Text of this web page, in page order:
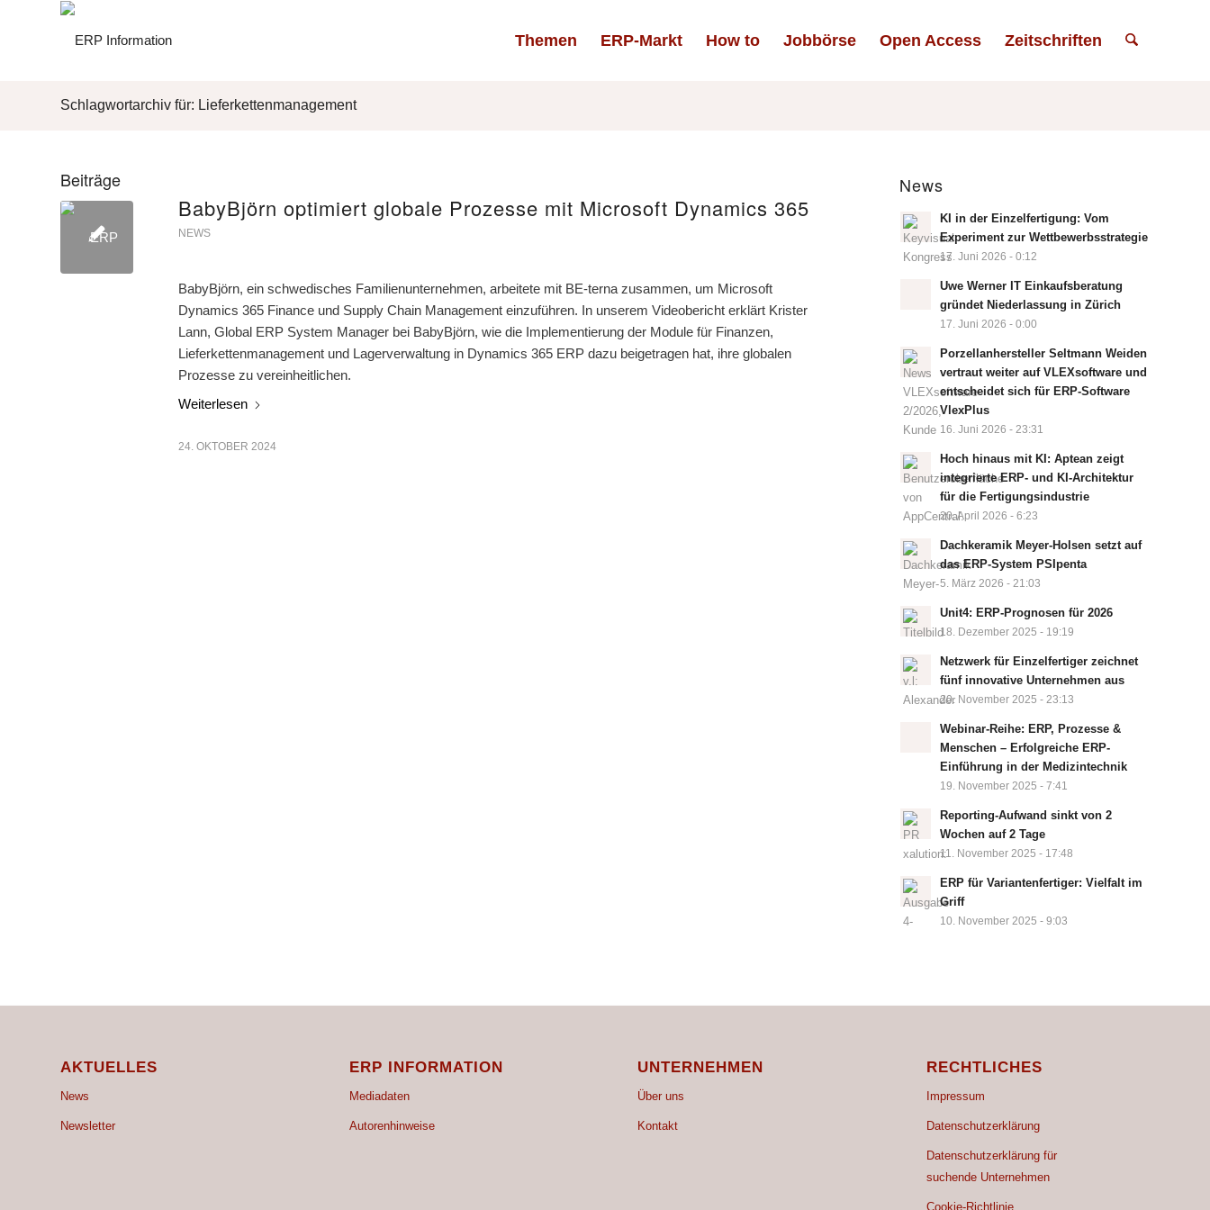
Themen ERP-Markt How to Jobbörse Open Access Zeitschriften
Schlagwortarchiv für: Lieferkettenmanagement
Beiträge
BabyBjörn optimiert globale Prozesse mit Microsoft Dynamics 365
NEWS
BabyBjörn, ein schwedisches Familienunternehmen, arbeitete mit BE-terna zusammen, um Microsoft
Dynamics 365 Finance und Supply Chain Management einzuführen. In unserem Videobericht erklärt Krister
Lann, Global ERP System Manager bei BabyBjörn, wie die Implementierung der Module für Finanzen,
Lieferkettenmanagement und Lagerverwaltung in Dynamics 365 ERP dazu beigetragen hat, ihre globalen
Prozesse zu vereinheitlichen.
Weiterlesen
24. OKTOBER 2024
News
KI in der Einzelfertigung: Vom
Experiment zur Wettbewerbsstrategie
17. Juni 2026 - 0:12
Uwe Werner IT Einkaufsberatung
gründet Niederlassung in Zürich
17. Juni 2026 - 0:00
Porzellanhersteller Seltmann Weiden
vertraut weiter auf VLEXsoftware und
entscheidet sich für ERP-Software
VlexPlus
16. Juni 2026 - 23:31
Hoch hinaus mit KI: Aptean zeigt
integrierte ERP- und KI-Architektur
für die Fertigungsindustrie
20. April 2026 - 6:23
Dachkeramik Meyer-Holsen setzt auf
das ERP-System PSIpenta
5. März 2026 - 21:03
Unit4: ERP-Prognosen für 2026
18. Dezember 2025 - 19:19
Netzwerk für Einzelfertiger zeichnet
fünf innovative Unternehmen aus
20. November 2025 - 23:13
Webinar-Reihe: ERP, Prozesse &
Menschen – Erfolgreiche ERP-
Einführung in der Medizintechnik
19. November 2025 - 7:41
Reporting-Aufwand sinkt von 2
Wochen auf 2 Tage
11. November 2025 - 17:48
ERP für Variantenfertiger: Vielfalt im
Griff
10. November 2025 - 9:03
AKTUELLES
News
Newsletter
ERP INFORMATION
Mediadaten
Autorenhinweise
UNTERNEHMEN
Über uns
Kontakt
RECHTLICHES
Impressum
Datenschutzerklärung
Datenschutzerklärung für
suchende Unternehmen
Cookie-Richtlinie